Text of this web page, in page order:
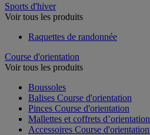
Sports d'hiver
Voir tous les produits
Raquettes de randonnée
Course d'orientation
Voir tous les produits
Boussoles
Balises Course d'orientation
Pinces Course d'orientation
Mallettes et coffrets d’orientation
Accessoires Course d'orientation